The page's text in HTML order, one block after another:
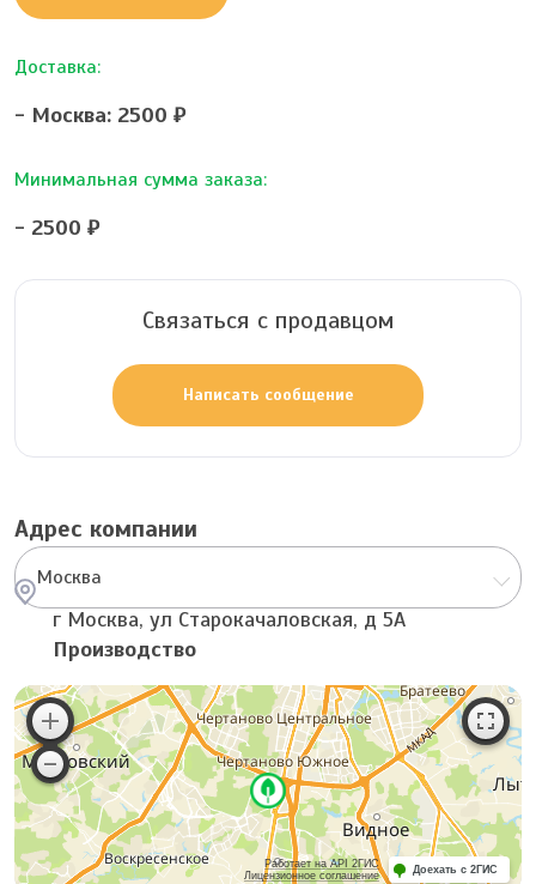
Доставка:
- Москва: 2500 ₽
Минимальная сумма заказа:
- 2500 ₽
Связаться с продавцом
Написать сообщение
Адрес компании
Москва
г Москва, ул Старокачаловская, д 5А
Производство
Работает на API 2ГИС
Лицензионное соглашение
Доехать с 2ГИС